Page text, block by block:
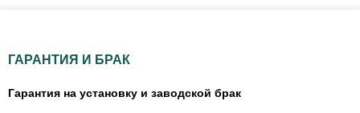
ГАРАНТИЯ И БРАК
Гарантия на установку и заводской брак